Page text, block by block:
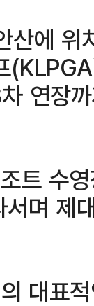
산에
연장
트 수
며 제
대표